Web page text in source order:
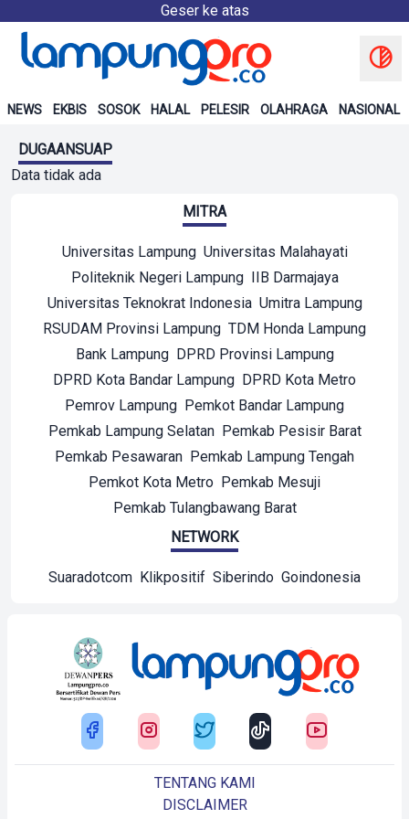
Geser ke atas
NEWS EKBIS SOSOK HALAL PELESIR OLAHRAGA NASIONAL
DUGAANSUAP
Data tidak ada
MITRA
Universitas Lampung Universitas Malahayati
Politeknik Negeri Lampung IIB Darmajaya
Universitas Teknokrat Indonesia Umitra Lampung
RSUDAM Provinsi Lampung TDM Honda Lampung
Bank Lampung DPRD Provinsi Lampung
DPRD Kota Bandar Lampung DPRD Kota Metro
Pemrov Lampung Pemkot Bandar Lampung
Pemkab Lampung Selatan Pemkab Pesisir Barat
Pemkab Pesawaran Pemkab Lampung Tengah
Pemkot Kota Metro Pemkab Mesuji
Pemkab Tulangbawang Barat
NETWORK
Suaradotcom Klikpositif Siberindo Goindonesia
TENTANG KAMI
DISCLAIMER